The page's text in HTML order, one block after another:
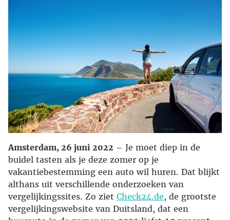
Amsterdam, 26 juni 2022 – Je moet diep in de
buidel tasten als je deze zomer op je
vakantiebestemming een auto wil huren. Dat blijkt
althans uit verschillende onderzoeken van
vergelijkingssites. Zo ziet Check24.de, de grootste
vergelijkingswebsite van Duitsland, dat een